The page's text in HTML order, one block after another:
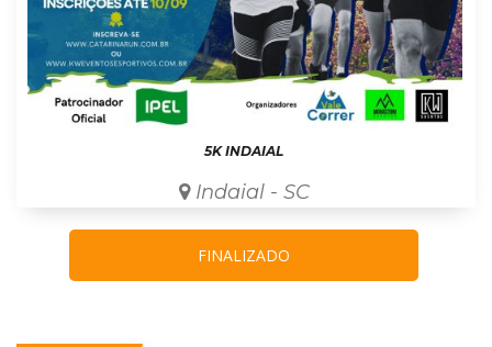
5K INDAIAL
Indaial - SC
FINALIZADO